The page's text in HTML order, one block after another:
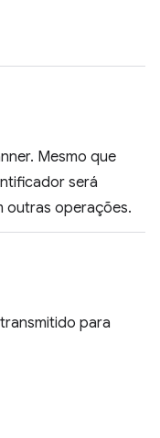
Mesmo que
será
outras operações.
para